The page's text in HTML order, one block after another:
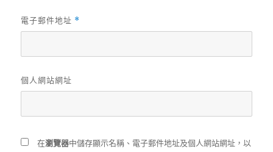
電子郵件地址 *
個人網站網址
在瀏覽器中儲存顯示名稱、電子郵件地址及個人網站網址，以